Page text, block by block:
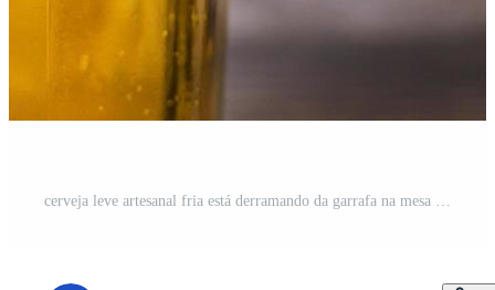
cerveja leve artesanal fria está derramando da garrafa na mesa de madeira Foto Grátis